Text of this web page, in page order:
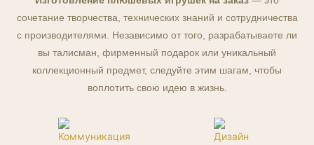
сочетание творчества, технических знаний и сотрудничества
с производителями. Независимо от того, разрабатываете ли
вы талисман, фирменный подарок или уникальный
коллекционный предмет, следуйте этим шагам, чтобы
воплотить свою идею в жизнь.